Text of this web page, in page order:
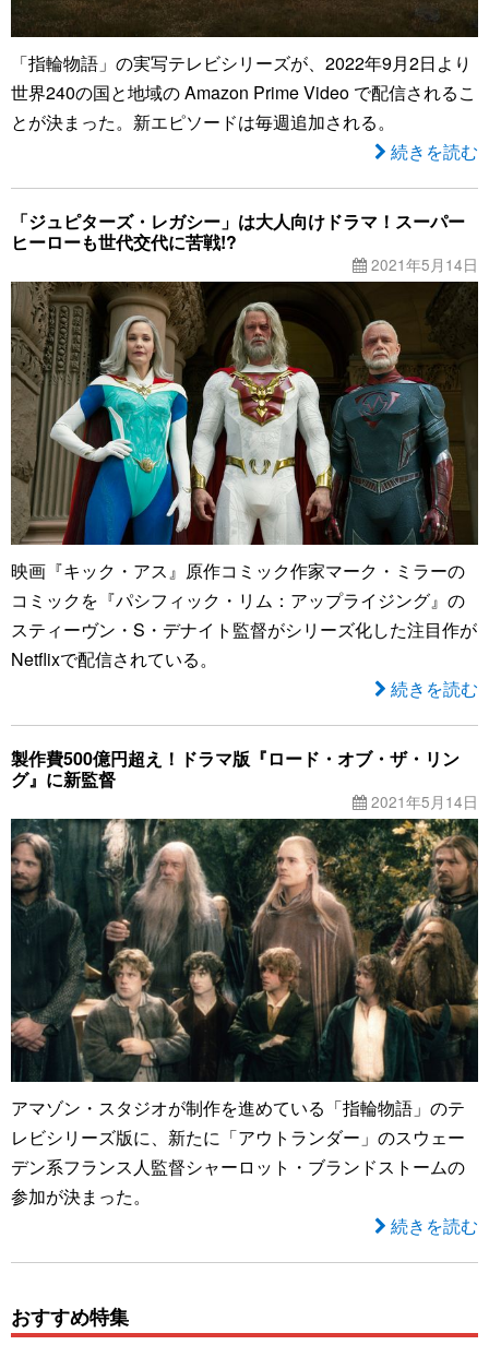
「指輪物語」の実写テレビシリーズが、2022年9月2日より
世界240の国と地域の Amazon Prime Video で配信されるこ
とが決まった。新エピソードは毎週追加される。
続きを読む
「ジュピターズ・レガシー」は大人向けドラマ！スーパー
ヒーローも世代交代に苦戦!?
2021年5月14日
映画『キック・アス』原作コミック作家マーク・ミラーの
コミックを『パシフィック・リム：アップライジング』の
スティーヴン・S・デナイト監督がシリーズ化した注目作が
Netflixで配信されている。
続きを読む
製作費500億円超え！ドラマ版『ロード・オブ・ザ・リン
グ』に新監督
2021年5月14日
アマゾン・スタジオが制作を進めている「指輪物語」のテ
レビシリーズ版に、新たに「アウトランダー」のスウェー
デン系フランス人監督シャーロット・ブランドストームの
参加が決まった。
続きを読む
おすすめ特集